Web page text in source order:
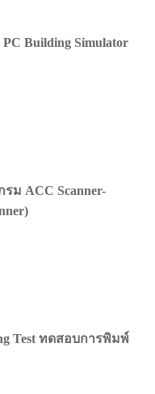
Building Simulator
รม ACC Scanner-
Test ทดสอบการพิมพ์